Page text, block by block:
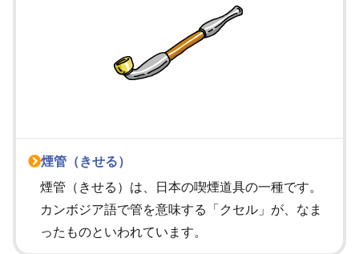
煙管（きせる）
煙管（きせる）は、日本の喫煙道具の一種です。
カンボジア語で管を意味する「クセル」が、なま
ったものといわれています。